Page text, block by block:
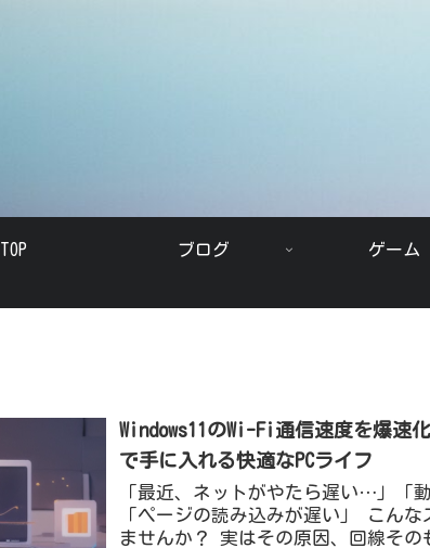
TOP ブログ ゲーム
Windows11のWi-Fi通信速度を爆速
で手に入れる快適なPCライフ
「最近、ネットがやたら遅い…」「
「ページの読み込みが遅い」 こん
ませんか？ 実はその原因、回線その